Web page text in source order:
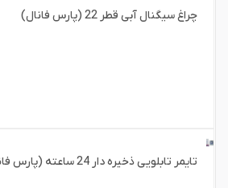
چراغ سیگنال آبی قطر 22 (پارس فانال)
تایمر تابلویی ذخیره دار 24 ساعته (پارس فانال)